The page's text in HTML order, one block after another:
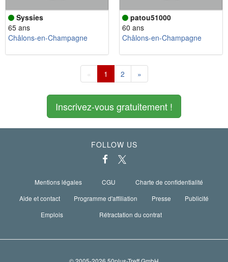
Syssies
65 ans
Châlons-en-Champagne
patou51000
60 ans
Châlons-en-Champagne
« 1 2 »
Inscrivez-vous gratuitement !
FOLLOW US
Mentions légales CGU
Charte de confidentialité
Aide et contact
Programme d'affiliation Presse
Publicité
Emplois
Rétractation du contrat